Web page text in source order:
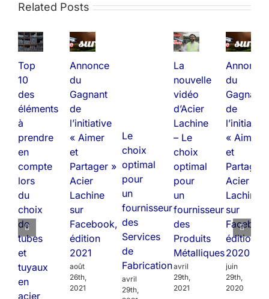
Related Posts
Top
10
des
éléments
à
prendre
en
compte
lors
du
choix
de
tubes
et
tuyaux
en
acier
Annonce
du
Gagnant
de
l’initiative
« Aimer
et
Partager »
Acier
Lachine
sur
Facebook,
édition
2021
août
26th,
2021
Le
choix
optimal
pour
un
fournisseur
des
Services
de
Fabrication
avril
29th,
La
nouvelle
vidéo
d’Acier
Lachine
– Le
choix
optimal
pour
un
fournisseur
des
Produits
Métalliques
avril
29th,
2021
Annonce
du
Gagnant
de
l’initiative
« Aimer
et
Partager
Acier
Lachine
sur
édition
2020
juin
29th,
2020